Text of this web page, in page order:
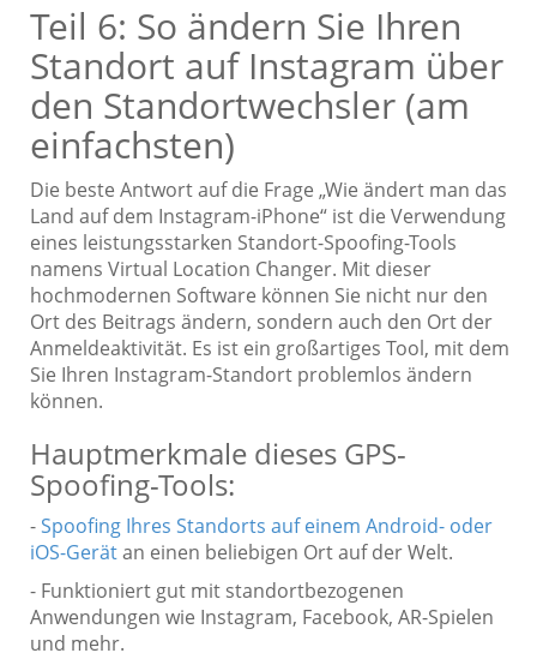
Teil 6: So ändern Sie Ihren
Standort auf Instagram über
den Standortwechsler (am
einfachsten)
Die beste Antwort auf die Frage „Wie ändert man das
Land auf dem Instagram-iPhone“ ist die Verwendung
eines leistungsstarken Standort-Spoofing-Tools
namens Virtual Location Changer. Mit dieser
hochmodernen Software können Sie nicht nur den
Ort des Beitrags ändern, sondern auch den Ort der
Anmeldeaktivität. Es ist ein großartiges Tool, mit dem
Sie Ihren Instagram-Standort problemlos ändern
können.
Hauptmerkmale dieses GPS-
Spoofing-Tools:
-Spoofing Ihres Standorts auf einem Android- oder
iOS-Gerätan einen beliebigen Ort auf der Welt.
- Funktioniert gut mit standortbezogenen
Anwendungen wie Instagram, Facebook, AR-Spielen
und mehr.